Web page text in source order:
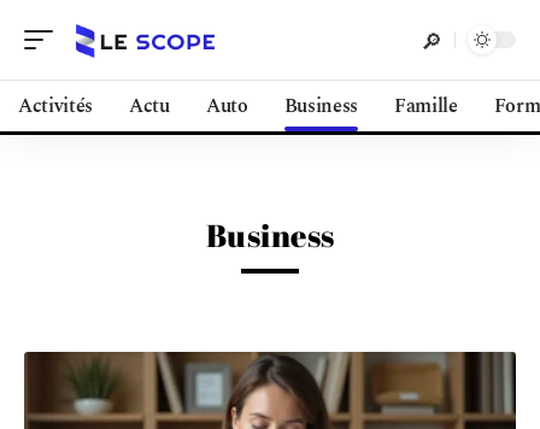
Activités Actu Auto Business Famille
Business